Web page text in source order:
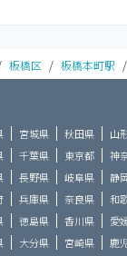
板橋区 / 板橋本町駅 /
宮城県 秋田県 山
千葉県 東京都 神
長野県 岐阜県 静
兵庫県 奈良県 和
徳島県 香川県 愛
大分県 宮崎県 鹿